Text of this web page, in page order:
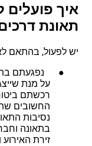
איך
תאונת דרכים
יש לפעול, בהתאם
● נפגעתם
על מנת
רכשתם
החשובים
נסיבות
בתאונה
זירת האירוע